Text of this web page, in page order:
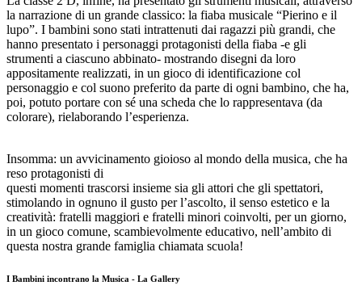
la narrazione di un grande classico: la fiaba musicale “Pierino e il
lupo”. I bambini sono stati intrattenuti dai ragazzi più grandi, che
hanno presentato i personaggi protagonisti della fiaba -e gli
strumenti a ciascuno abbinato- mostrando disegni da loro
appositamente realizzati, in un gioco di identificazione col
personaggio e col suono preferito da parte di ogni bambino, che ha,
poi, potuto portare con sé una scheda che lo rappresentava (da
colorare), rielaborando l’esperienza.
Insomma: un avvicinamento gioioso al mondo della musica, che ha
reso protagonisti di
questi momenti trascorsi insieme sia gli attori che gli spettatori,
stimolando in ognuno il gusto per l’ascolto, il senso estetico e la
creatività: fratelli maggiori e fratelli minori coinvolti, per un giorno,
in un gioco comune, scambievolmente educativo, nell’ambito di
questa nostra grande famiglia chiamata scuola!
I Bambini incontrano la Musica - La Gallery